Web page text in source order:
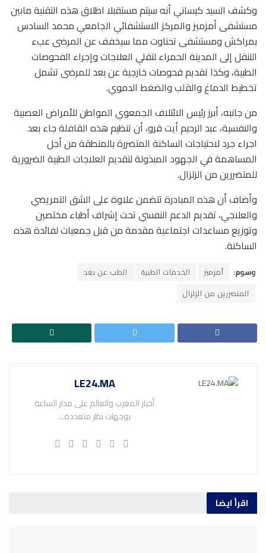
وكشف السيد كيساني أنه سيتم مستقبلا اطلاق هذه التقنية مابين
مستشفى أمزميز والمركز الاستشفائي الجامعي محمد السادس
بمراكش ومستشفى تحناوت مما سيخفف عن المرضى عبء
التنقل إلى المدينة الحمراء لتقلي العلاجات وإجراء الفحوصات
الطبية، وكذا تقديم فحوصات خارجية عن بعد للمرضى تشمل
تخطيط الدماغ والقلب والضغط الدموي.
من جانبه، أبرز رئيس الائتلاف الجمعوي المواطن للأمراض العصبية
والنفسية، عبد الرحيم أيت قرو، أن تنظيم هذه القافلة جاء بعد
اجراء جرد لاحتياجات الساكنة المتضررة بالمنطقة من أجل
المساهمة في الجهود المبذولة لتقديم العلاجات الطبية الضرورية
للمتضررين من الزلزال.
وأضاف أن هذه المبادرة تتضمن علاوة على الشق التمريضي
والعلاجي، تقديم الدعم النفسي تحت إشراف أطباء مختصين
وتوزيع مساعدات اجتماعية مقدمة من قبل جمعيات لفائدة هذه
الساكنة.
وسوم: أمزميز الخدمات الطبية
الطب عن بعد
المتضررين من الزلزال
LE24.MA
أخبار المغرب والعالم على مدار الساعة
بوجهات نظر متعددة...
اقرأ ايضا